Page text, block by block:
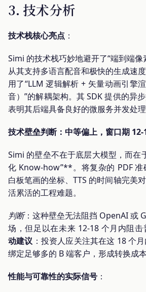
3. 技术分析
技术栈核心亮点 ：
Simi 的技术栈巧妙地避开了“端到端像
从其支持多语言配音和极快的生成速
用了“LLM 逻辑解析 + 矢量动画引擎
音）”的解耦架构。其 SDK 提供的异
表明其后端具备良好的微服务并发处理
技术壁垒判断：中等偏上，窗口期 12-
Simi 的壁垒不在于底层大模型，而在
化 Know-how”**。将复杂的 PDF
白板笔画的坐标、TTS 的时间轴完美
活累活的工程难题。
判断：这种壁垒无法阻挡 OpenAI 或
场，但足以在未来 12-18 个月内阻击
动建议 ：投资人应关注其在这 18 个
绑定足够多的 B 端客户，形成转换成本
性能与可靠性的实际信号 ：